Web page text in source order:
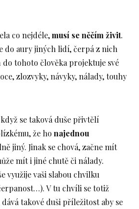
co nejdéle,musí se něčím živit.
do aury jiných lidí, čerpá z nich
do tohoto člověka projektuje své
zlozvyky, návyky, nálady, touhy
se taková duše přivtělí
že honajednou
jiný. Jinak se chová, začne mít
mít i jiné chutě či nálady.
využije vaši slabou chvilku
V tu chvíli se totiž
dává takové duši příležitost aby se